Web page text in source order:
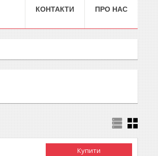
КОНТАКТИ ПРО НАС
Купити